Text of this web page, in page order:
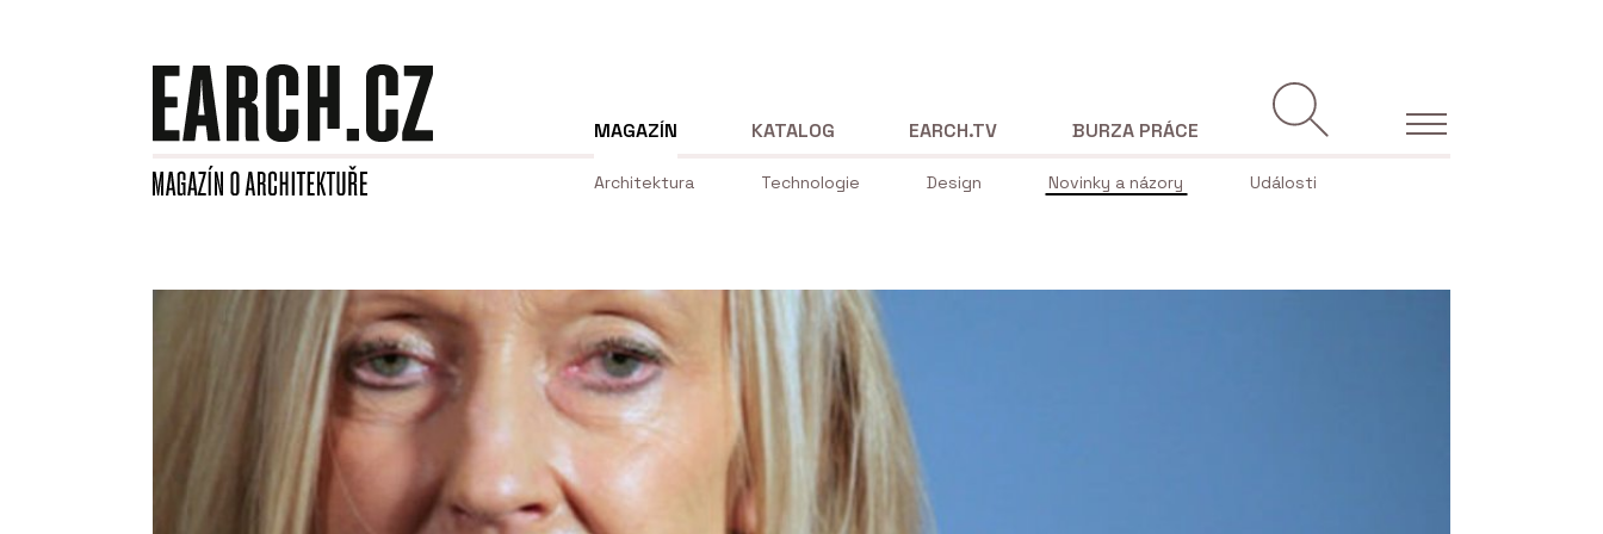
MAGAZÍN
Architektura Technologie Design Novinky a názory Události
KATALOG EARCH.TV BURZA PRÁCE